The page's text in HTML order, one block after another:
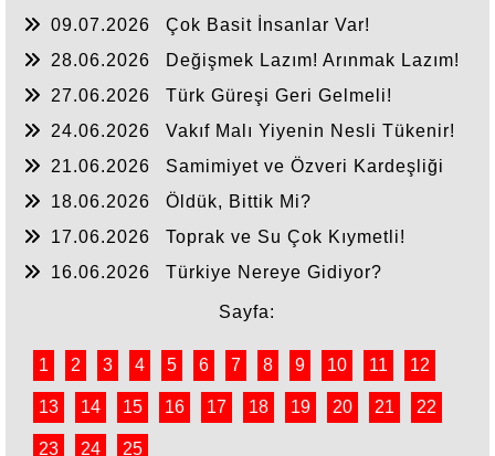
09.07.2026
Çok Basit İnsanlar Var!
28.06.2026
Değişmek Lazım! Arınmak Lazım!
27.06.2026
Türk Güreşi Geri Gelmeli!
24.06.2026
Vakıf Malı Yiyenin Nesli Tükenir!
21.06.2026
Samimiyet ve Özveri Kardeşliği
18.06.2026
Öldük, Bittik Mi?
17.06.2026
Toprak ve Su Çok Kıymetli!
16.06.2026
Türkiye Nereye Gidiyor?
Sayfa:
1 2 3 4 5 6 7 8 9 10 11 12
13 14 15 16 17 18 19 20 21 22
23 24 25